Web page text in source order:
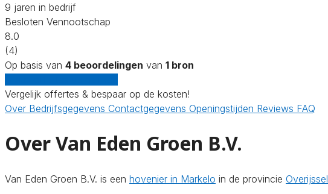
9 jaren in bedrijf
Besloten Vennootschap
8.0
(4)
Op basis van 4 beoordelingen van 1 bron
Vergelijk offertes & bespaar op de kosten!
Over Bedrijfsgegevens Contactgegevens Openingstijden Reviews FAQ
Over Van Eden Groen B.V.
Van Eden Groen B.V. is een hovenier in Markelo in de provincie Overijssel